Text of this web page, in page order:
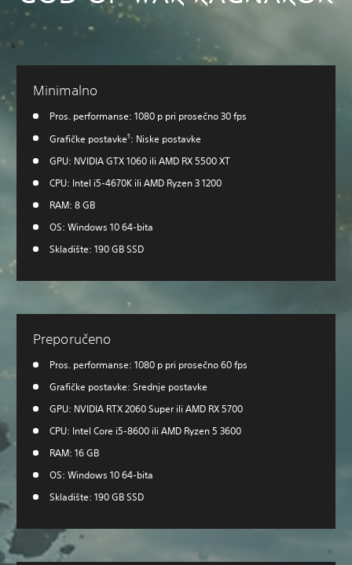
Minimalno
Pros. performanse: 1080 p pri prosečno 30 fps
Grafičke postavke1: Niske postavke
GPU: NVIDIA GTX 1060 ili AMD RX 5500 XT
CPU: Intel i5-4670K ili AMD Ryzen 3 1200
RAM: 8 GB
OS: Windows 10 64-bita
Skladište: 190 GB SSD
Preporučeno
Pros. performanse: 1080 p pri prosečno 60 fps
Grafičke postavke: Srednje postavke
GPU: NVIDIA RTX 2060 Super ili AMD RX 5700
CPU: Intel Core i5-8600 ili AMD Ryzen 5 3600
RAM: 16 GB
OS: Windows 10 64-bita
Skladište: 190 GB SSD